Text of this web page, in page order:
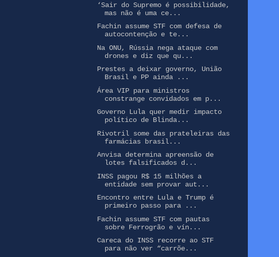
‘Sair do Supremo é possibilidade,
mas não é uma ce...
Fachin assume STF com defesa de
autocontenção e te...
Na ONU, Rússia nega ataque com
drones e diz que qu...
Prestes a deixar governo, União
Brasil e PP ainda ...
Área VIP para ministros
constrange convidados em p...
Governo Lula quer medir impacto
político de Blinda...
Rivotril some das prateleiras das
farmácias brasil...
Anvisa determina apreensão de
lotes falsificados d...
INSS pagou R$ 15 milhões a
entidade sem provar aut...
Encontro entre Lula e Trump é
primeiro passo para ...
Fachin assume STF com pautas
sobre Ferrogrão e vín...
Careca do INSS recorre ao STF
para não ver “carrõe...